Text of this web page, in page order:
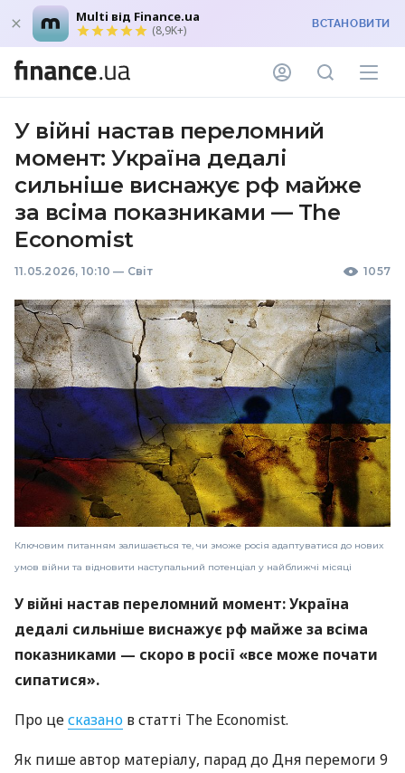
Multi від Finance.ua
(8,9K+) ВСТАНОВИТИ
У війні настав переломний
момент: Україна дедалі
сильніше виснажує рф майже
за всіма показниками — The
Economist
11.05.2026, 10:10 — Світ 1057
Ключовим питанням залишається те, чи зможе росія адаптуватися до нових
умов війни та відновити наступальний потенціал у найближчі місяці
У війні настав переломний момент: Україна
дедалі сильніше виснажує рф майже за всіма
показниками — скоро в росії «все може почати
сипатися».
Про цесказано в статті The Economist.
Як пише автор матеріалу, парад до Дня перемоги 9